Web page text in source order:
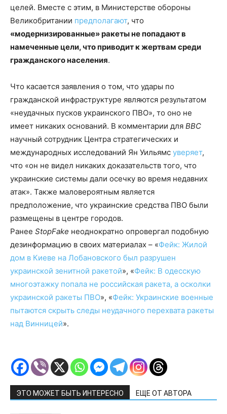
целей. Вместе с этим, в Министерстве обороны
Великобритании предполагают, что
«модернизированные» ракеты не попадают в
намеченные цели, что приводит к жертвам среди
гражданского населения.
Что касается заявления о том, что удары по
гражданской инфраструктуре являются результатом
«неудачных пусков украинского ПВО», то оно не
имеет никаких оснований. В комментарии для BBC
научный сотрудник Центра стратегических и
международных исследований Ян Уильямс уверяет,
что «он не видел никаких доказательств того, что
украинские системы дали осечку во время недавних
атак». Также маловероятным является
предположение, что украинские средства ПВО были
размещены в центре городов.
Ранее StopFake неоднократно опровергал подобную
дезинформацию в своих материалах – «Фейк: Жилой
дом в Киеве на Лобановского был разрушен
украинской зенитной ракетой», «Фейк: В одесскую
многоэтажку попала не российская ракета, а осколки
украинской ракеты ПВО», «Фейк: Украинские военные
пытаются скрыть следы неудачного перехвата ракеты
над Винницей».
ЭТО МОЖЕТ БЫТЬ ИНТЕРЕСНО ЕЩЕ ОТ АВТОРА